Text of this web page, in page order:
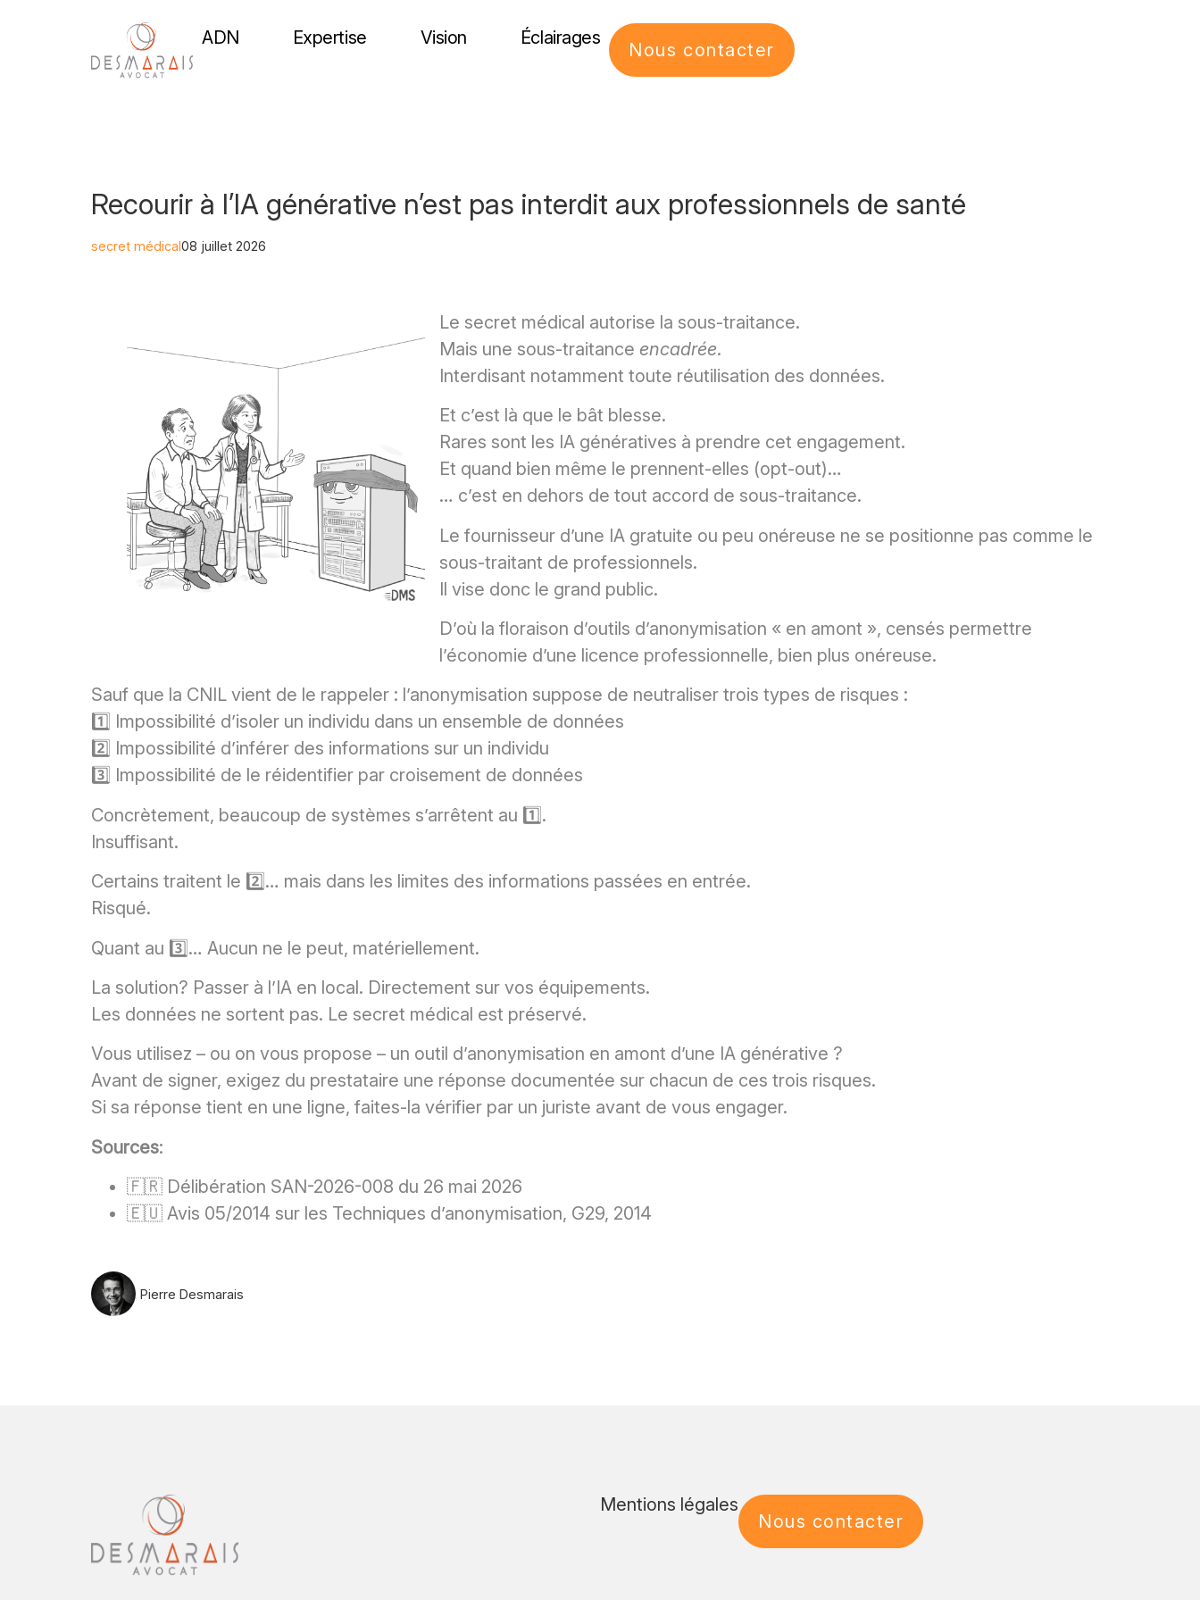
ADN Expertise Vision Éclairages
Nous contacter
Recourir à l’IA générative n’est pas interdit aux professionnels de santé
secret médical08 juillet 2026
Le secret médical autorise la sous-traitance.
Mais une sous-traitance encadrée.
Interdisant notamment toute réutilisation des données.
Et c’est là que le bât blesse.
Rares sont les IA génératives à prendre cet engagement.
Et quand bien même le prennent-elles (opt-out)…
… c’est en dehors de tout accord de sous-traitance.
Le fournisseur d’une IA gratuite ou peu onéreuse ne se positionne pas comme le
sous-traitant de professionnels.
Il vise donc le grand public.
D’où la floraison d’outils d’anonymisation « en amont », censés permettre
l’économie d’une licence professionnelle, bien plus onéreuse.
Sauf que la CNIL vient de le rappeler : l’anonymisation suppose de neutraliser trois types de risques :
1️⃣ Impossibilité d’isoler un individu dans un ensemble de données
2️⃣ Impossibilité d’inférer des informations sur un individu
3️⃣ Impossibilité de le réidentifier par croisement de données
Concrètement, beaucoup de systèmes s’arrêtent au 1️⃣.
Insuffisant.
Certains traitent le 2️⃣… mais dans les limites des informations passées en entrée.
Risqué.
Quant au 3️⃣… Aucun ne le peut, matériellement.
La solution? Passer à l’IA en local. Directement sur vos équipements.
Les données ne sortent pas. Le secret médical est préservé.
Vous utilisez – ou on vous propose – un outil d’anonymisation en amont d’une IA générative ?
Avant de signer, exigez du prestataire une réponse documentée sur chacun de ces trois risques.
Si sa réponse tient en une ligne, faites-la vérifier par un juriste avant de vous engager.
Sources:
🇫🇷 Délibération SAN-2026-008 du 26 mai 2026
🇪🇺 Avis 05/2014 sur les Techniques d’anonymisation, G29, 2014
Pierre Desmarais
Mentions légales
Nous contacter